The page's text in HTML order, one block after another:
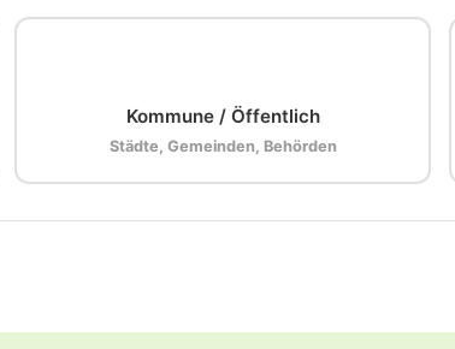
Kommune / Öffentlich
Städte, Gemeinden, Behörden